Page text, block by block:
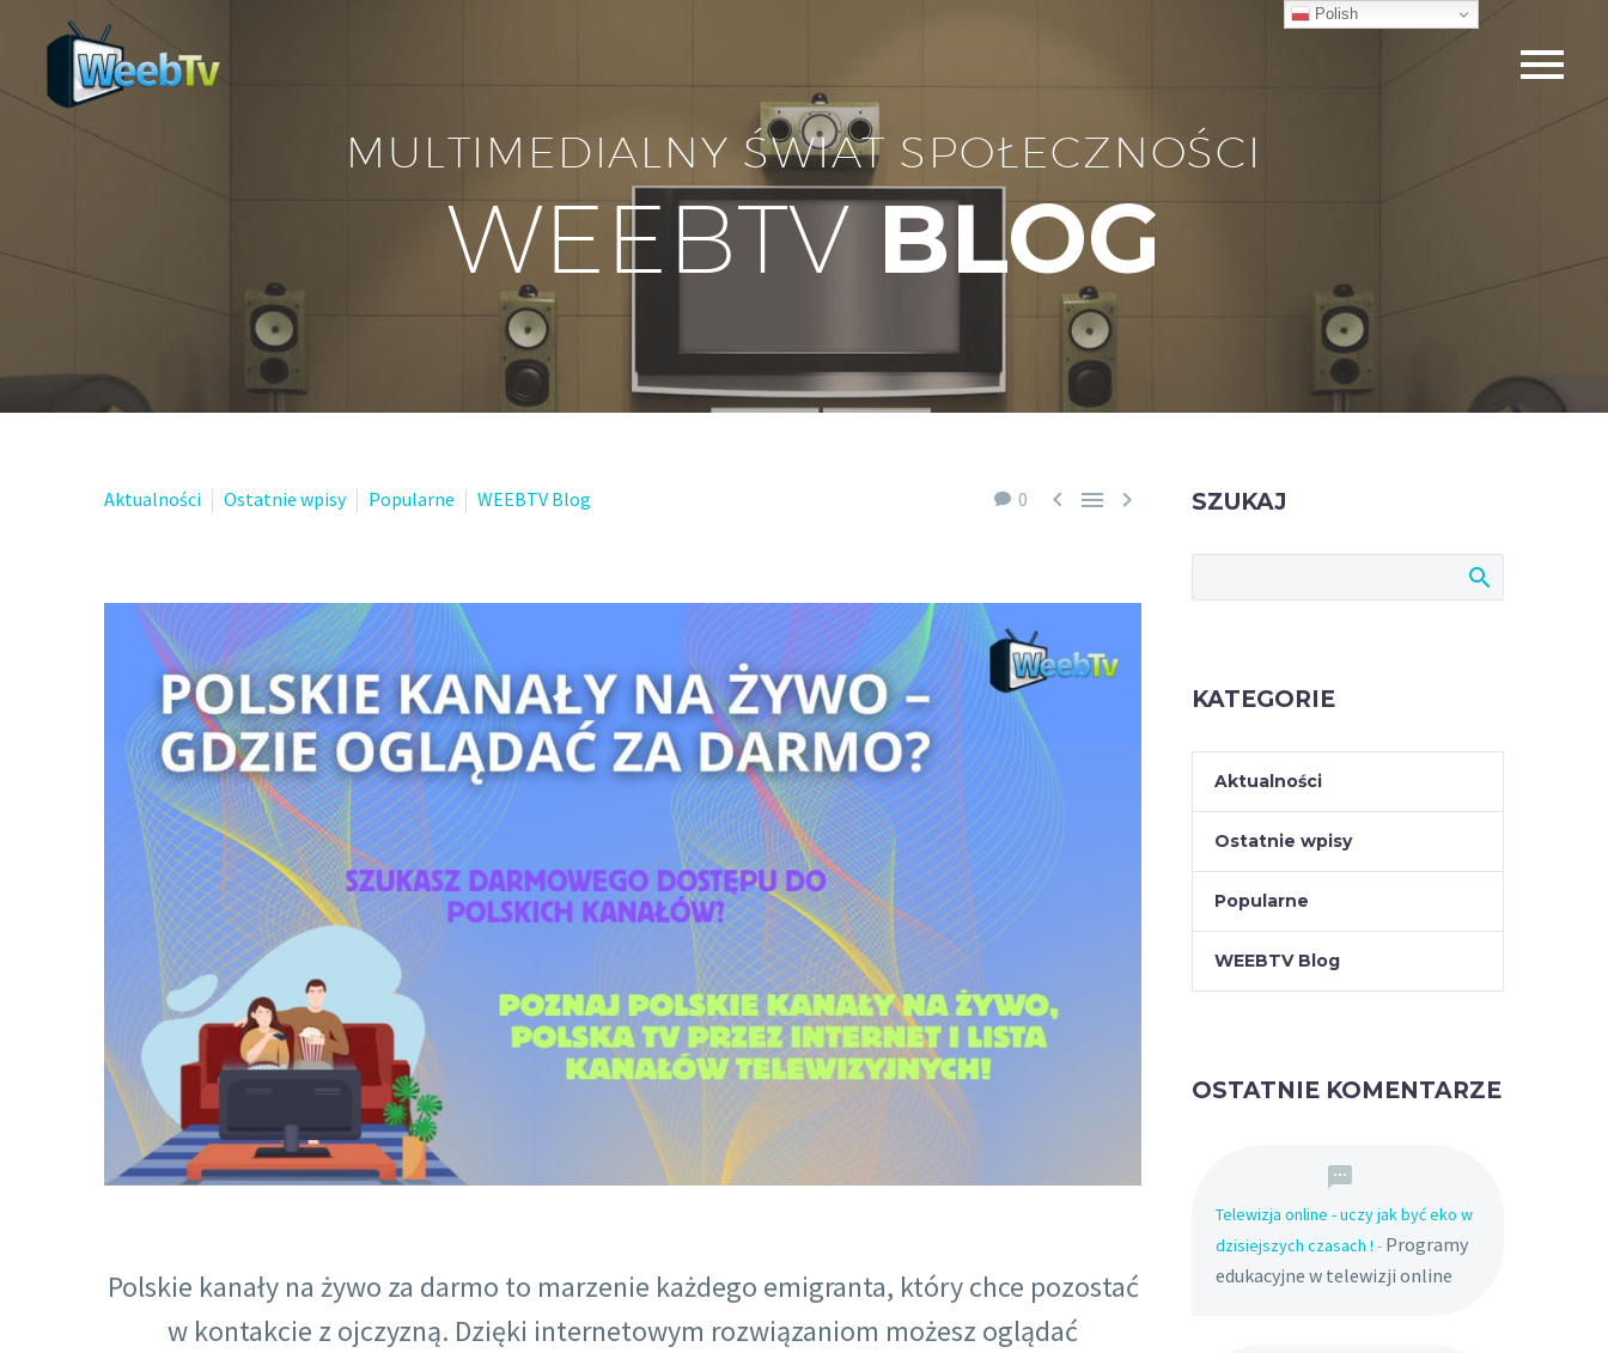
MULTIMEDIALNY ŚWIAT SPOŁECZNOŚCI
WEEBTVBLOG
0   
Aktualności Ostatnie wpisy Popularne WEEBTV Blog
Polskie kanały na żywo za darmo to marzenie każdego emigranta, który chce pozostać
w kontakcie z ojczyzną. Dzięki internetowym rozwiązaniom możesz oglądać
SZUKAJ
KATEGORIE
Aktualności
Ostatnie wpisy
Popularne
WEEBTV Blog
OSTATNIE KOMENTARZE
Telewizja online - uczy jak być eko w
dzisiejszych czasach ! - Programy
edukacyjne w telewizji online
Polish